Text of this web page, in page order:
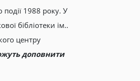
події 1988 року. У
бібліотеки ім..
центру
доповнити